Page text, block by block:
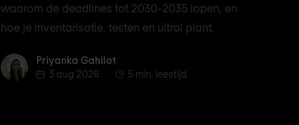
waarom de deadlines tot 2030-2035 lopen, en
hoe je inventarisatie, testen en uitrol plant.
Priyanka Gahilot
Priyanka Gahilot
3 aug 2026
5 min. leestijd